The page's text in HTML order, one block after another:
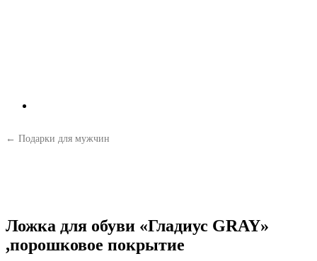
← Подарки для мужчин
Ложка для обуви «Гладиус GRAY»
,порошковое покрытие